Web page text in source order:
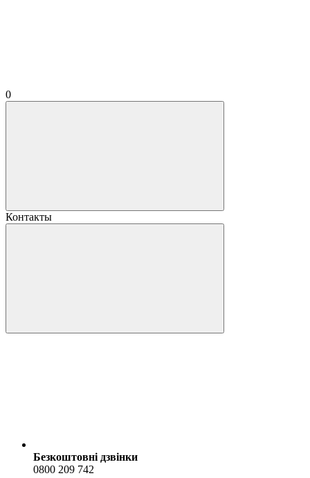
0
Контакты
Безкоштовні дзвінки
0800 209 742